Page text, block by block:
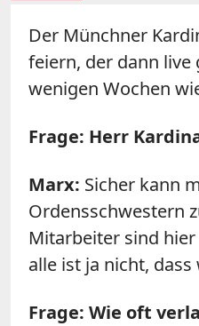
Der Münchner
feiern, der dann
wenigen Wochen
Frage: Herr
Marx: Sicher kann
Ordensschwestern
Mitarbeiter sind
alle ist ja nicht,
Frage: Wie oft